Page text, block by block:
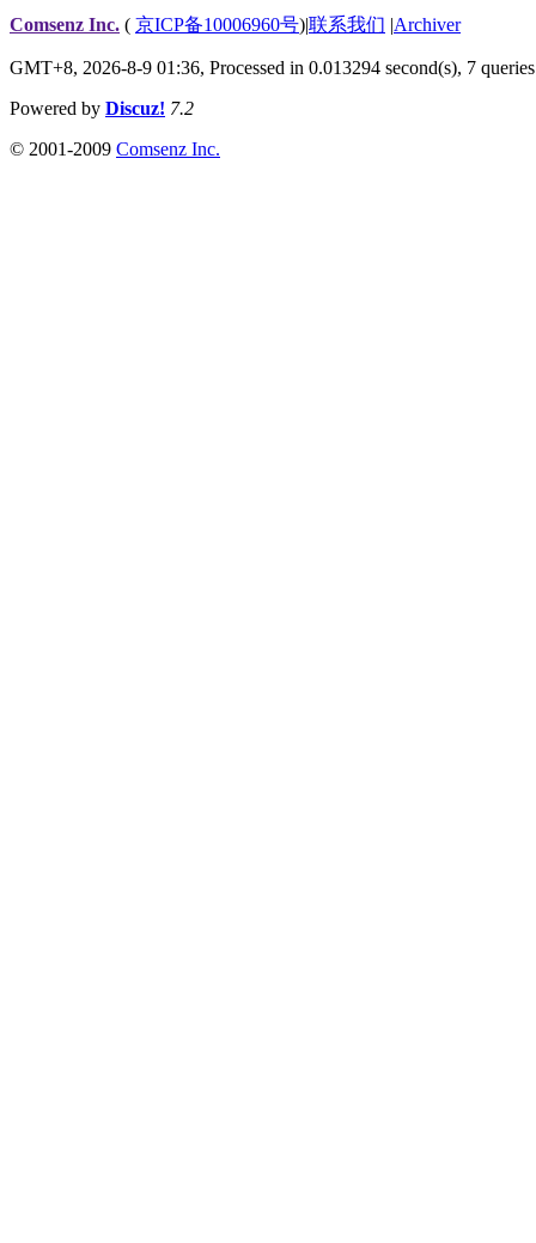
Comsenz Inc. ( 京ICP备10006960号)|联系我们 |Archiver
GMT+8, 2026-8-9 01:36, Processed in 0.013294 second(s), 7 queries
Powered by Discuz! 7.2
© 2001-2009 Comsenz Inc.